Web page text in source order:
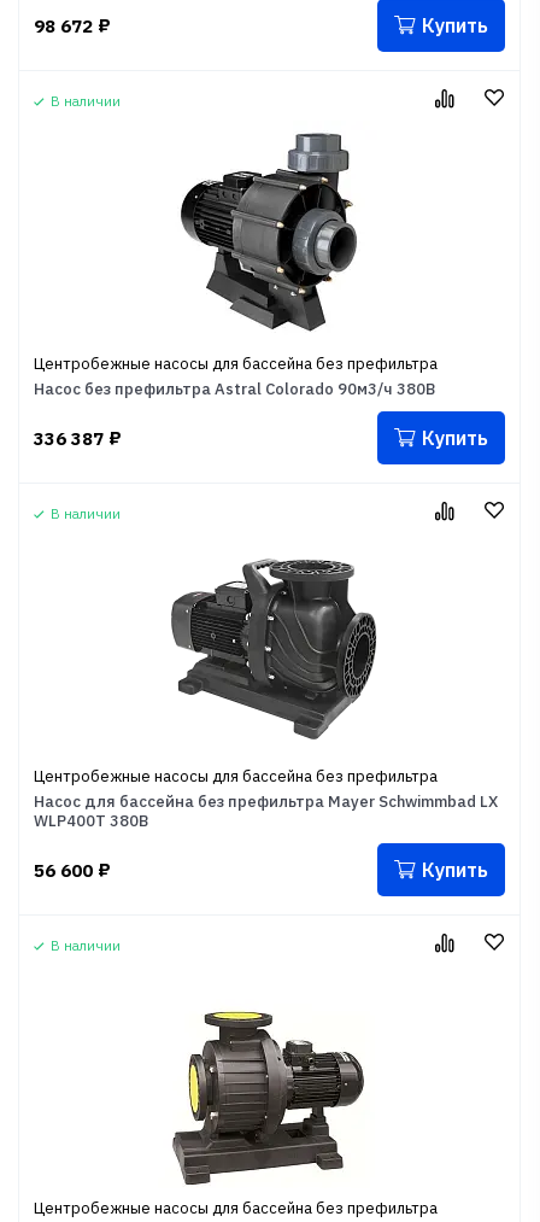
98 672 ₽ Купить
В наличии
Центробежные насосы для бассейна без префильтра
Насос без префильтра Astral Colorado 90м3/ч 380В
336 387 ₽ Купить
В наличии
Центробежные насосы для бассейна без префильтра
Насос для бассейна без префильтра Mayer Schwimmbad LX
WLP400T 380В
56 600 ₽ Купить
В наличии
Центробежные насосы для бассейна без префильтра